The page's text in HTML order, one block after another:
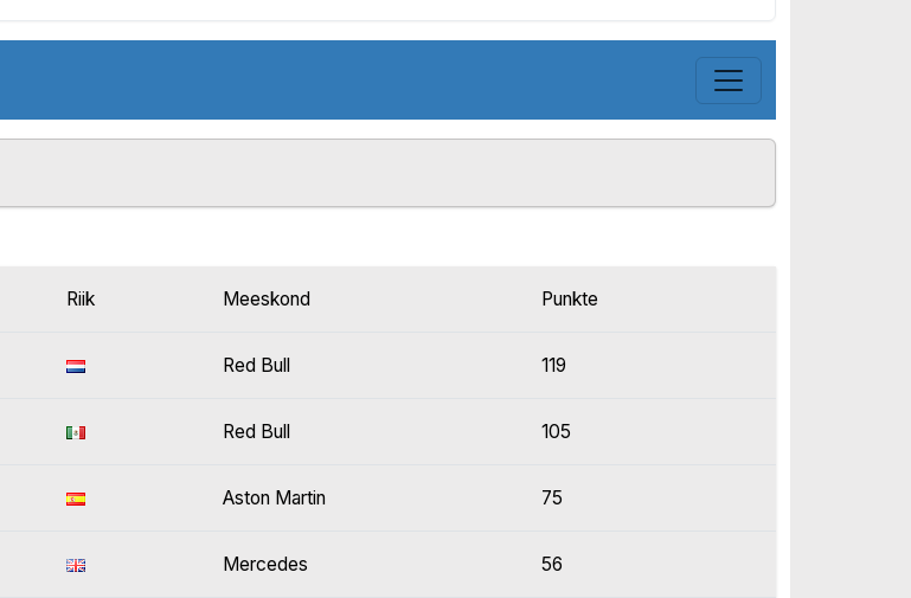
Riik Meeskond Punkte
Red Bull 119
Red Bull 105
Aston Martin 75
Mercedes 56